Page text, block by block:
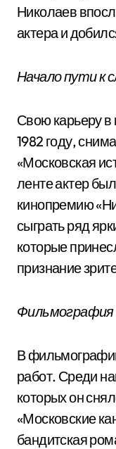
Николаев
актера и
Начало пути к
Свою карьеру
1982 году,
«Московская
ленте актер
кинопремию
сыграть ряд
которые
признание
Фильмография
В
работ. Среди
которых он
«Московские
бандитская